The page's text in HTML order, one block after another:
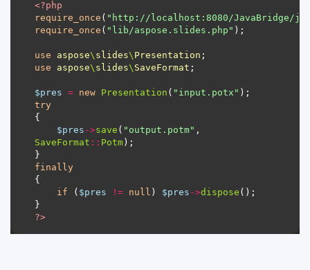
<?php
require_once ( "http://localhost:8080/JavaBridge/
require_once ( "lib/aspose.slides.php"
use aspose\ slides\ Presentation
use
aspose\ slides\ SaveFormat
$pres = new Presentation ( "input.potx"
try
$pres ->save ( "output.potm"
SaveFormat :: Potm
finally
if ( $pres != null ) $pres ->dispose
?>